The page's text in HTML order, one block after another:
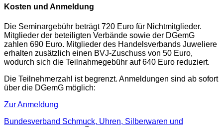
Kosten und Anmeldung
Die Seminargebühr beträgt 720 Euro für Nichtmitglieder.
Mitglieder der beteiligten Verbände sowie der DGemG
zahlen 690 Euro. Mitglieder des Handelsverbands Juweliere
erhalten zusätzlich einen BVJ-Zuschuss von 50 Euro,
wodurch sich die Teilnahmegebühr auf 640 Euro reduziert.
Die Teilnehmerzahl ist begrenzt. Anmeldungen sind ab sofort
über die DGemG möglich:
Zur Anmeldung
Bundesverband Schmuck, Uhren, Silberwaren und